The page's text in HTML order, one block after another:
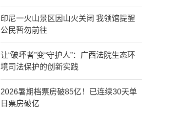
印尼一火山景区因山火关闭 我领馆提醒
公民暂勿前往
让“破坏者”变“守护人”：广西法院生态环
境司法保护的创新实践
2026暑期档票房破85亿！已连续30天单
日票房破亿